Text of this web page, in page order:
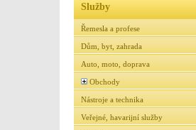
Služby
Řemesla a profese
Dům, byt, zahrada
Auto, moto, doprava
Obchody
Nástroje a technika
Veřejné, havarijní služby